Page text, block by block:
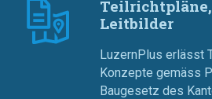
Leitbilder
LuzernPlus erlässt
Konzepte gemäss
Baugesetz des